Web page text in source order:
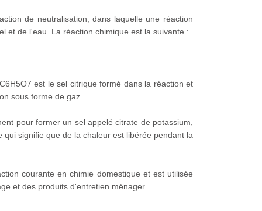
de neutralisation, dans laquelle une réaction
et de l'eau. La réaction chimique est la suivante :
est le sel citrique formé dans la réaction et
sous forme de gaz.
pour former un sel appelé citrate de potassium,
signifie que de la chaleur est libérée pendant la
courante en chimie domestique et est utilisée
et des produits d'entretien ménager.